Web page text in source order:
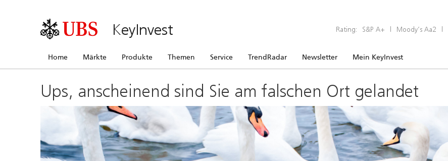
KeyInvest Rating: S&P A+ | Moody’s Aa2 |
Home Märkte Produkte Themen Service TrendRadar Newsletter Mein KeyInvest
Ups, anscheinend sind Sie am falschen Ort gelandet